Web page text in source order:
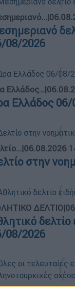
|
08/2026
Ελλάδος...|
Ελλάδος
|06.08.2026
στην
ΔΕΛΤΙΟ|
08/2026